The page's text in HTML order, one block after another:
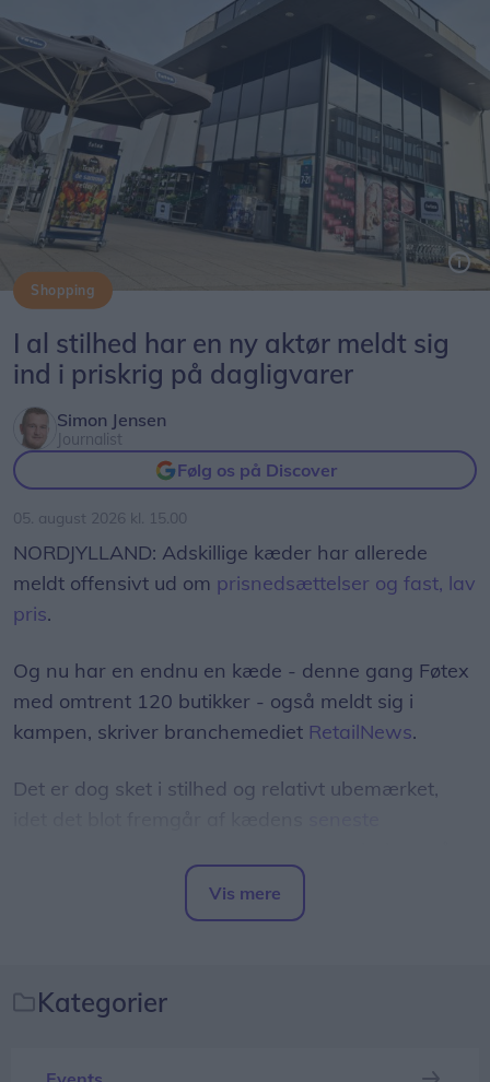
Senere onsdag eftermiddag har Nordjyllands Politi
efterfølgende oplyst, at gasudslippet er under
kontrol, og at faren derfor er drevet over igen.
Man kan derfor igen frit færdes udenfor.
Shopping
I al stilhed har en ny aktør meldt sig
ind i priskrig på dagligvarer
Simon Jensen
Journalist
Følg os på Discover
05. august 2026 kl. 15.00
NORDJYLLAND: Adskillige kæder har allerede
meldt offensivt ud om prisnedsættelser og fast, lav
pris.
Og nu har en endnu en kæde - denne gang Føtex
med omtrent 120 butikker - også meldt sig i
kampen, skriver branchemediet RetailNews.
Det er dog sket i stilhed og relativt ubemærket,
100 dagligvarer "til discountniveau".
mens 450 gram kyllingebryst nu koster 34,95 kr. i
Vis mere
Kategorier